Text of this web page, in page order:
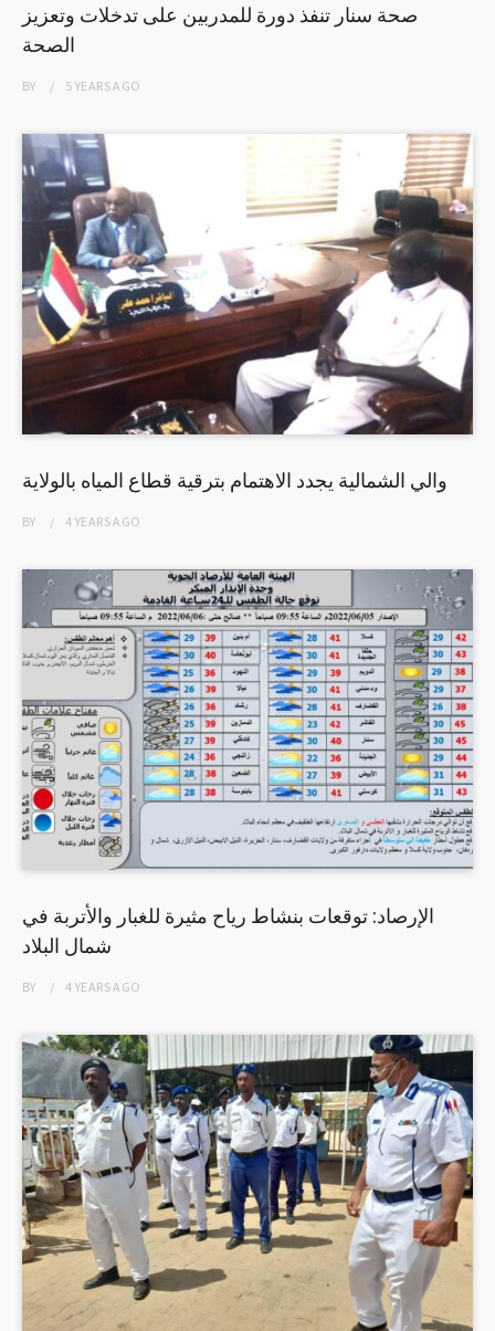
صحة سنار تنفذ دورة للمدربين على تدخلات وتعزيز
الصحة
BY 5 YEARSAGO
والي الشمالية يجدد الاهتمام بترقية قطاع المياه بالولاية
BY 4 YEARSAGO
الإرصاد: توقعات بنشاط رياح مثيرة للغبار والأتربة في
شمال البلاد
BY 4 YEARSAGO